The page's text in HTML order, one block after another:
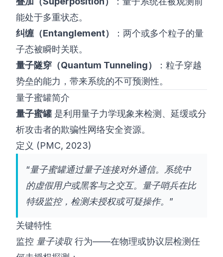
能处于多重状态。
纠缠（Entanglement）
：两个或多个粒子的量
子态被瞬时关联。
量子隧穿（Quantum Tunneling）
：粒子穿越
势垒的能力，带来系统的不可预测性。
量子蜜罐简介
量子蜜罐是利用量子力学现象来检测、延缓或分
析攻击者的欺骗性网络安全资源。
定义 (PMC, 2023)
“量子蜜罐通过量子连接对外通信。系统中
的虚假用户或黑客与之交互。量子哨兵在比
特级监控，检测未授权或可疑操作。”
关键特性
监控 量子读取行为——在物理或协议层检测任